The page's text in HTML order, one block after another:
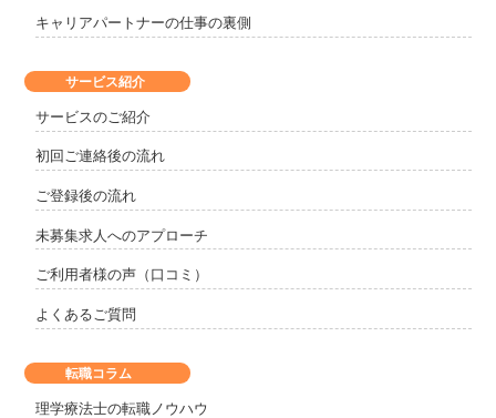
サービス紹介
サービスのご紹介
初回ご連絡後の流れ
ご登録後の流れ
未募集求人へのアプローチ
ご利用者様の声（口コミ）
よくあるご質問
キャリアパートナーの仕事の裏側
転職コラム
理学療法士の転職ノウハウ